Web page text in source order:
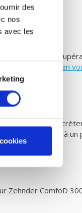
des
nos
avec les
avec
petit entretien
Cela signifie
de haute qualité à un
Zehnder ComfoD